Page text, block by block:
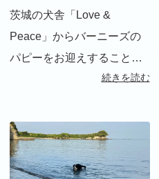
茨城の犬舎「Love &
Peace」からバーニーズの
パピーをお迎えすることが
決まりました。3歳半になる
お迎え準備を開始しまし
た。 ※お迎えの時の様子は
インスタグラムをご覧くだ
続きを読む